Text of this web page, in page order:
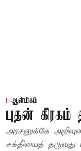
ஆன்மிகம்
புதன்
அரசனுக்கே
சக்தியைத் தருவது